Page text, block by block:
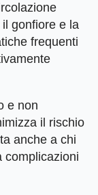
gonfiore e la
frequenti
e non
il rischio
anche a chi
complicazioni